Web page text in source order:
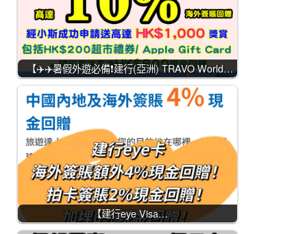
【✈️✈️暑假外遊必備❗建行(亞洲) TRAVO World…
【建行eye Visa…